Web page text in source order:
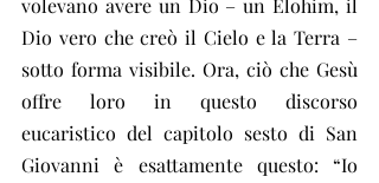
volevano avere un Dio – un Elohim, il
Dio vero che creò il Cielo e la Terra –
sotto forma visibile. Ora, ciò che Gesù
offre loro in questo discorso
eucaristico del capitolo sesto di San
Giovanni è esattamente questo: “Io